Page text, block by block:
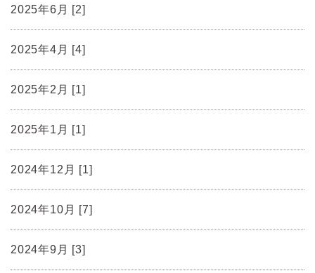
2025年6月 [2]
2025年4月 [4]
2025年2月 [1]
2025年1月 [1]
2024年12月 [1]
2024年10月 [7]
2024年9月 [3]